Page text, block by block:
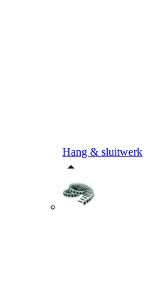
Hang & sluitwerk